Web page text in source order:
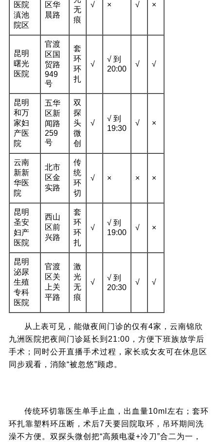
医院
滇池
院区
区华
晨路
无
痕
√ × √ ×
昆明
曙光
医院
官渡
区国
贸路
949
号
套
环
环
扎
√
√ 到
20:00
√ √
昆明
和万
家妇
产医
院
五华
区新
闻路
259
号
双
探
头
微
创
√
√ 到
19:30
√ ×
云南
新新
华医
院
北市
区金
实路
传
统
环
切
√ × × ×
昆明
圣安
妇产
医院
西山
区前
兴路
套
环
环
扎
√
√ 到
19:00
√ ×
昆明
泌尿
生殖
专科
医院
官渡
区关
上关
平路
激
光
无
痕
√
√ 到
20:30
√ √
从上表可见，能做夜间门诊的仅有4家，云南锦欣
九洲医院把夜间门诊延长到21:00，方便下班族放学后
手术；同时公开直播手术过程，家长或女友可在休息区
同步观看，消除“被忽悠”顾虑。
传统环切靠医生单手止血，出血量10ml左右；套环
环扎靠塑料环压断，术后7天要回院取环，吊环期间洗
澡不方便。双探头微创把“高频电凝+冷刀”合二为一，